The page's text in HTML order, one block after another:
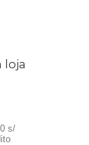
loja
s/